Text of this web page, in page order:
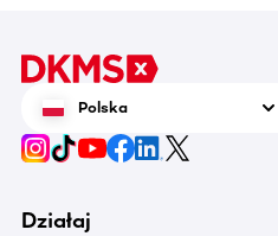
Polska
Działaj